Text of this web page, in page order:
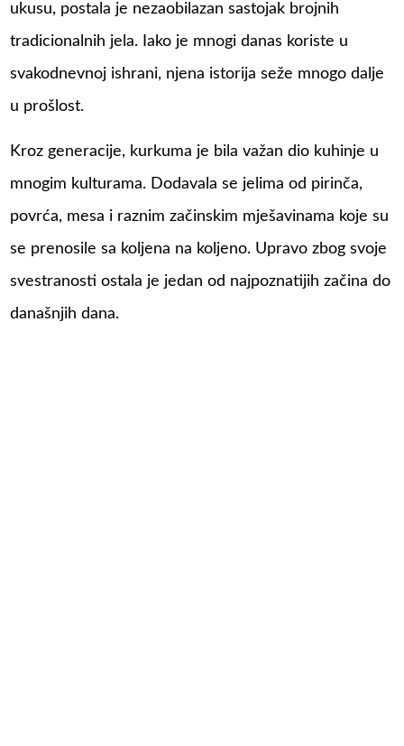
ukusu, postala je nezaobilazan sastojak brojnih
tradicionalnih jela. Iako je mnogi danas koriste u
svakodnevnoj ishrani, njena istorija seže mnogo dalje
u prošlost.
Kroz generacije, kurkuma je bila važan dio kuhinje u
mnogim kulturama. Dodavala se jelima od pirinča,
povrća, mesa i raznim začinskim mješavinama koje su
se prenosile sa koljena na koljeno. Upravo zbog svoje
svestranosti ostala je jedan od najpoznatijih začina do
današnjih dana.